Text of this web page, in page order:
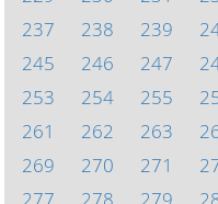
237
238 239
245
246 247
253
254 255
261
262 263
269
270 271